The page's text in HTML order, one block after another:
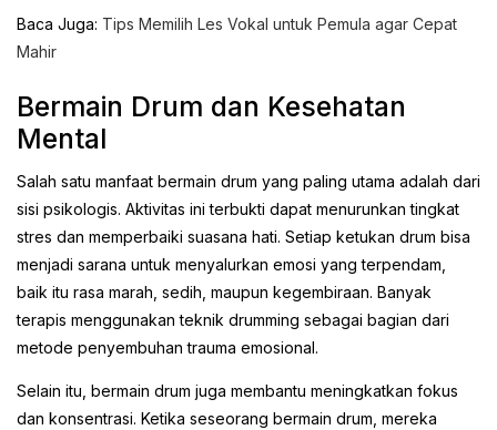
Baca Juga: Tips Memilih Les Vokal untuk Pemula agar Cepat
Mahir
Bermain Drum dan Kesehatan
Mental
Salah satu manfaat bermain drum yang paling utama adalah dari
sisi psikologis. Aktivitas ini terbukti dapat menurunkan tingkat
stres dan memperbaiki suasana hati. Setiap ketukan drum bisa
menjadi sarana untuk menyalurkan emosi yang terpendam,
baik itu rasa marah, sedih, maupun kegembiraan. Banyak
terapis menggunakan teknik drumming sebagai bagian dari
metode penyembuhan trauma emosional.
Selain itu, bermain drum juga membantu meningkatkan fokus
dan konsentrasi. Ketika seseorang bermain drum, mereka